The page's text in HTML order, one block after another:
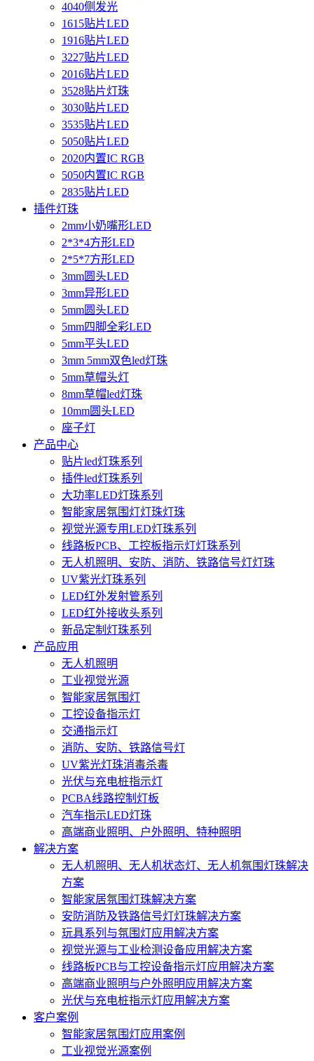
4040侧发光
1615贴片LED
1916贴片LED
3227贴片LED
2016贴片LED
3528贴片灯珠
3030贴片LED
3535贴片LED
5050贴片LED
2020内置IC RGB
5050内置IC RGB
2835贴片LED
插件灯珠
2mm小奶嘴形LED
2*3*4方形LED
2*5*7方形LED
3mm圆头LED
3mm异形LED
5mm圆头LED
5mm四脚全彩LED
5mm平头LED
3mm 5mm双色led灯珠
5mm草帽头灯
8mm草帽led灯珠
10mm圆头LED
座子灯
产品中心
贴片led灯珠系列
插件led灯珠系列
大功率LED灯珠系列
智能家居氛围灯灯珠灯珠
视觉光源专用LED灯珠系列
线路板PCB、工控板指示灯灯珠系列
无人机照明、安防、消防、铁路信号灯灯珠
UV紫光灯珠系列
LED红外发射管系列
LED红外接收头系列
新品定制灯珠系列
产品应用
无人机照明
工业视觉光源
智能家居氛围灯
工控设备指示灯
交通指示灯
消防、安防、铁路信号灯
UV紫光灯珠消毒杀毒
光伏与充电桩指示灯
PCBA线路控制灯板
汽车指示LED灯珠
高端商业照明、户外照明、特种照明
解决方案
无人机照明、无人机状态灯、无人机氛围灯珠解决
方案
智能家居氛围灯珠解决方案
安防消防及铁路信号灯灯珠解决方案
玩具系列与氛围灯应用解决方案
视觉光源与工业检测设备应用解决方案
线路板PCB与工控设备指示灯应用解决方案
高端商业照明与户外照明应用解决方案
光伏与充电桩指示灯应用解决方案
客户案例
智能家居氛围灯应用案例
工业视觉光源案例